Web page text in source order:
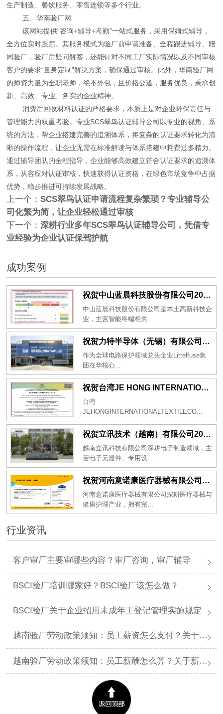
生产制造、餐饮服务、零售连锁等多个行业。
五、华南验厂网
该网站提供“咨询+辅导+考勤”一站式服务，采用保姆式辅导，
全方位实时跟踪。其服务模式为验厂前申请准备、全程跟进辅导、陪
同验厂，验厂后疑问解答，还能针对不同工厂实际情况以及不同审核
客户的要求“量身定制”解决方案，确保通过审核。此外，华南验厂网
的师资力量为全职老师，绝不外包，且价格公道，服务优良，秉承创
新、高效、专业、务实的企业精神。
消费后回收材料认证的严格要求，本质上是对企业环保责任与
管理能力的双重考验。专业SCS翠鸟认证辅导公司以专业的视角、系
统的方法，帮企业搭建完善的追溯体系，将复杂的认证要求转化为清
晰的操作流程，让企业无需在标准解读与体系搭建中耗费过多精力。
通过辅导团队的全程指导，企业能够高效建立符合认证要求的追溯体
系，从容应对认证审核，快速获得认证资格，在绿色市场竞争中占据
优势，稳步推进可持续发展战略。
上一个：SCS翠鸟认证申请流程复杂繁琐？专业辅导公
司化繁为简，让企业轻松通过审核
下一个：深耕行业多年SCS翠鸟认证辅导公司，凭借专
业经验为企业认证保驾护航
成功案例
祝贺中山蓝晨科技股份有限公司2026年一次性成功通过BSCI验厂-B级
中山蓝晨科技股份有限公司是本土高新科技企
业，主营智能终端相关...
祝贺力特半导体（无锡）有限公司2026年一次性成功通过RBA-VAP认证审核并取得170.2分
作为全球电路保护领域龙头企业Littelfuse集
团在华核心...
祝贺台湾JE HONG INTERNATIONAL TEXTILE CO., LTD 2026年一次性成功通过GRS认证
台湾
JEHONGINTERNATIONALTEXTILECO...
祝贺立讯技术（越南）有限公司2026年一次性成功通过RBA-VAP审核获得金牌评级！
越南立讯科技有限公司深耕电子制造领域，主
营电子元器件、专用设...
祝贺河南意诺康医疗器械有限公司2026年一次性成功通过GMP认证
河南意诺康医疗器械有限公司深耕医疗器械与
健康护理产业，拥有完...
行业资讯
客户审厂主要审哪些内容？审厂咨询，审厂辅导
BSCI验厂培训哪家好？BSCI验厂该怎么做？
BSCI验厂关于企业招用未成年工登记管理实施规定
越南验厂劳动政策须知：员工薪资怎么支付？关于薪资支付有哪些规定呢？
越南验厂劳动政策须知：员工薪酬怎么算？关于薪酬有哪些规定呢？​